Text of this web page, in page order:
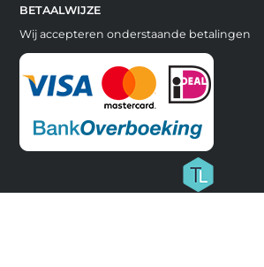
BETAALWIJZE
Wij accepteren onderstaande betalingen